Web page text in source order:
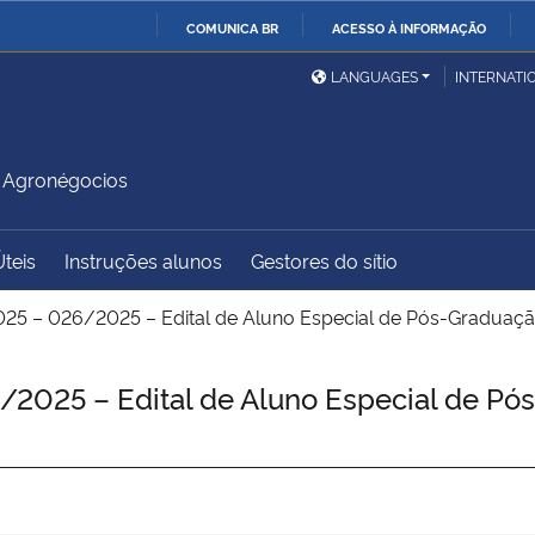
COMUNICA BR ACESSO À INFORMAÇÃO
Ministério da Defesa
Ministério das Relações
Exteriores
Ministério do
Desenvolvimento Regional
Controladoria-Geral da
União
Advocacia-Geral da União Banco Central do Brasil
LANGUAGES
Instruções alunos Gestores do sítio
– 026/2025 – Edital de Aluno Especial de Pós-
– Edital de Aluno Especial de